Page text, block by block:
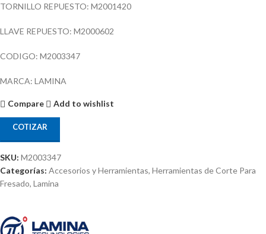
TORNILLO REPUESTO: M2001420
LLAVE REPUESTO: M2000602
CODIGO: M2003347
MARCA: LAMINA
Compare Add to wishlist
COTIZAR
SKU: M2003347
Categorías: Accesorios y Herramientas, Herramientas de Corte Para
Fresado, Lamina